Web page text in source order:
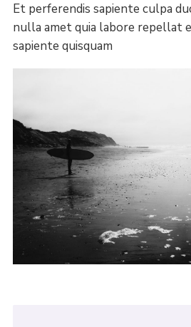
Et perferendis sapiente culpa
nulla amet quia labore repellat
sapiente quisquam